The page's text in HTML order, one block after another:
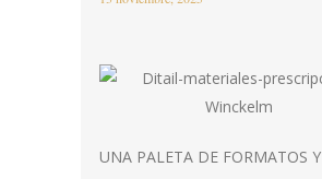
UNA PALETA DE FORMATOS Y